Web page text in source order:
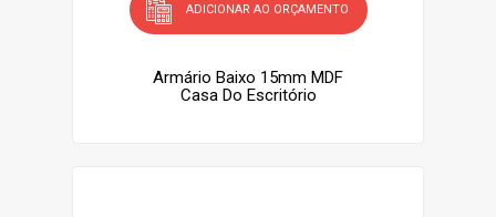
ADICIONAR AO ORÇAMENTO
Armário Baixo 15mm MDF
Casa Do Escritório